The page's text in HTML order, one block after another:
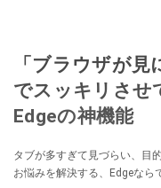
「ブラウザが
でスッキリさせ
Edgeの神機能
タブが多すぎて見づらい、目
お悩みを解決する、Edgeなら